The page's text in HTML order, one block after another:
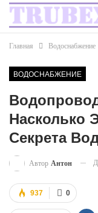
Главная Водоснабжение
ВОДОСНАБЖЕНИЕ
Насколько
Секрета
Автор Антон
0
937